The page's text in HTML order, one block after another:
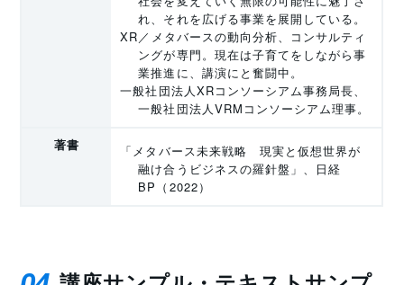
れ、それを広げる事業を展開している。
XR／メタバースの動向分析、コンサルティ
ングが専門。現在は子育てをしながら事
業推進に、講演にと奮闘中。
一般社団法人XRコンソーシアム事務局長、
一般社団法人VRMコンソーシアム理事。
著書
「メタバース未来戦略 現実と仮想世界が
融け合うビジネスの羅針盤」、日経
BP（2022）